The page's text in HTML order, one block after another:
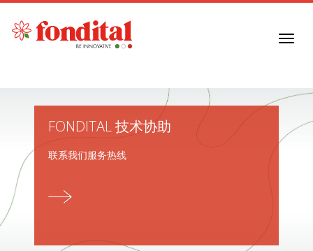
FONDITAL 技术协助
联系我们服务热线